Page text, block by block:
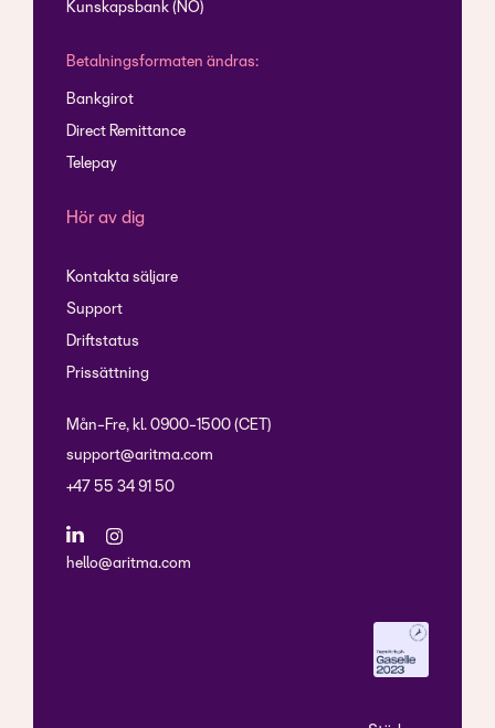
Kunskapsbank (NO)
Betalningsformaten ändras:
Bankgirot
Direct Remittance
Telepay
Hör av dig
Kontakta säljare
Support
Driftstatus
Prissättning
Mån-Fre, kl. 0900-1500 (CET)
support@aritma.com
+47 55 34 91 50
hello@aritma.com